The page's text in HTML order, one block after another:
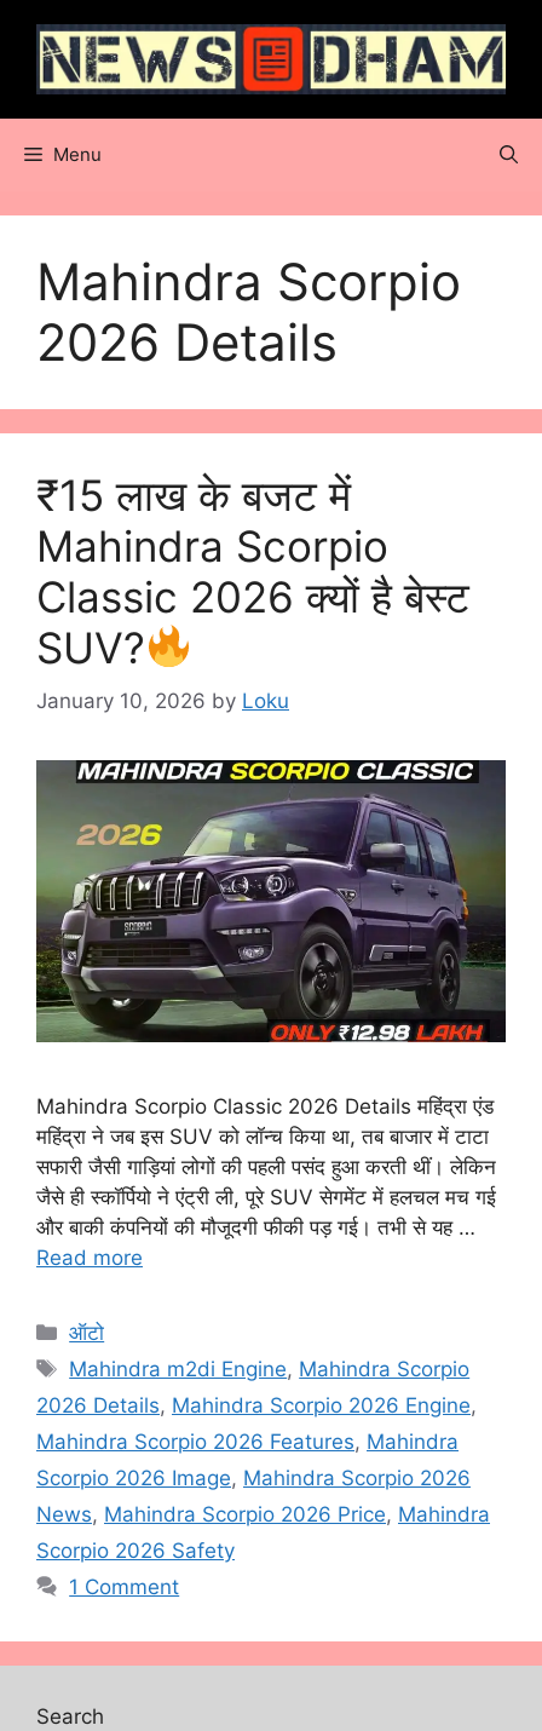
content
Menu
Mahindra Scorpio
2026 Details
₹15 लाख के बजट में
Mahindra Scorpio
Classic 2026 क्यों है बेस्ट
SUV?
January 10, 2026 by Loku
Mahindra Scorpio Classic 2026 Details महिंद्रा एंड
महिंद्रा ने जब इस SUV को लॉन्च किया था, तब बाजार में टाटा
सफारी जैसी गाड़ियां लोगों की पहली पसंद हुआ करती थीं। लेकिन
जैसे ही स्कॉर्पियो ने एंट्री ली, पूरे SUV सेगमेंट में हलचल मच गई
और बाकी कंपनियों की मौजूदगी फीकी पड़ गई। तभी से यह …
Read more
Categories
ऑटो
Tags
Mahindra m2di Engine, Mahindra Scorpio
2026 Details, Mahindra Scorpio 2026 Engine,
Mahindra Scorpio 2026 Features, Mahindra
Scorpio 2026 Image, Mahindra Scorpio 2026
News, Mahindra Scorpio 2026 Price, Mahindra
Scorpio 2026 Safety
1 Comment
Search